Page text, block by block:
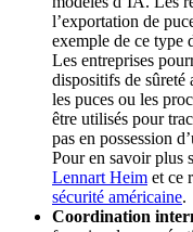
l’exportation de
exemple de ce type
Les entreprises
dispositifs de sûreté
les puces ou les
être utilisés pour
pas en possession
Pour en savoir plus
Lennart Heim et ce
sécurité américaine.
Coordination